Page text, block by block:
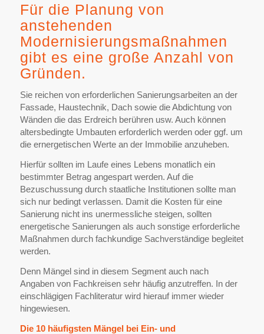
Für die Planung von
anstehenden
Modernisierungsmaßnahmen
gibt es eine große Anzahl von
Gründen.
Sie reichen von erforderlichen Sanierungsarbeiten an der
Fassade, Haustechnik, Dach sowie die Abdichtung von
Wänden die das Erdreich berühren usw. Auch können
altersbedingte Umbauten erforderlich werden oder ggf. um
die ernergetischen Werte an der Immobilie anzuheben.
Hierfür sollten im Laufe eines Lebens monatlich ein
bestimmter Betrag angespart werden. Auf die
Bezuschussung durch staatliche Institutionen sollte man
sich nur bedingt verlassen. Damit die Kosten für eine
Sanierung nicht ins unermessliche steigen, sollten
energetische Sanierungen als auch sonstige erforderliche
Maßnahmen durch fachkundige Sachverständige begleitet
werden.
Denn Mängel sind in diesem Segment auch nach
Angaben von Fachkreisen sehr häufig anzutreffen. In der
einschlägigen Fachliteratur wird hierauf immer wieder
hingewiesen.
Die 10 häufigsten Mängel bei Ein- und